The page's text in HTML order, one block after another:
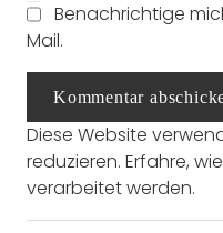
Benachrichtige
Mail.
Kommentar
Diese Website
reduzieren. Erfahre,
verarbeitet werden.